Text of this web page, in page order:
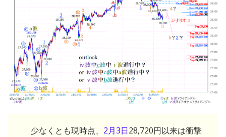
少なくとも現時点、 2月3日28,720円以来は衝撃